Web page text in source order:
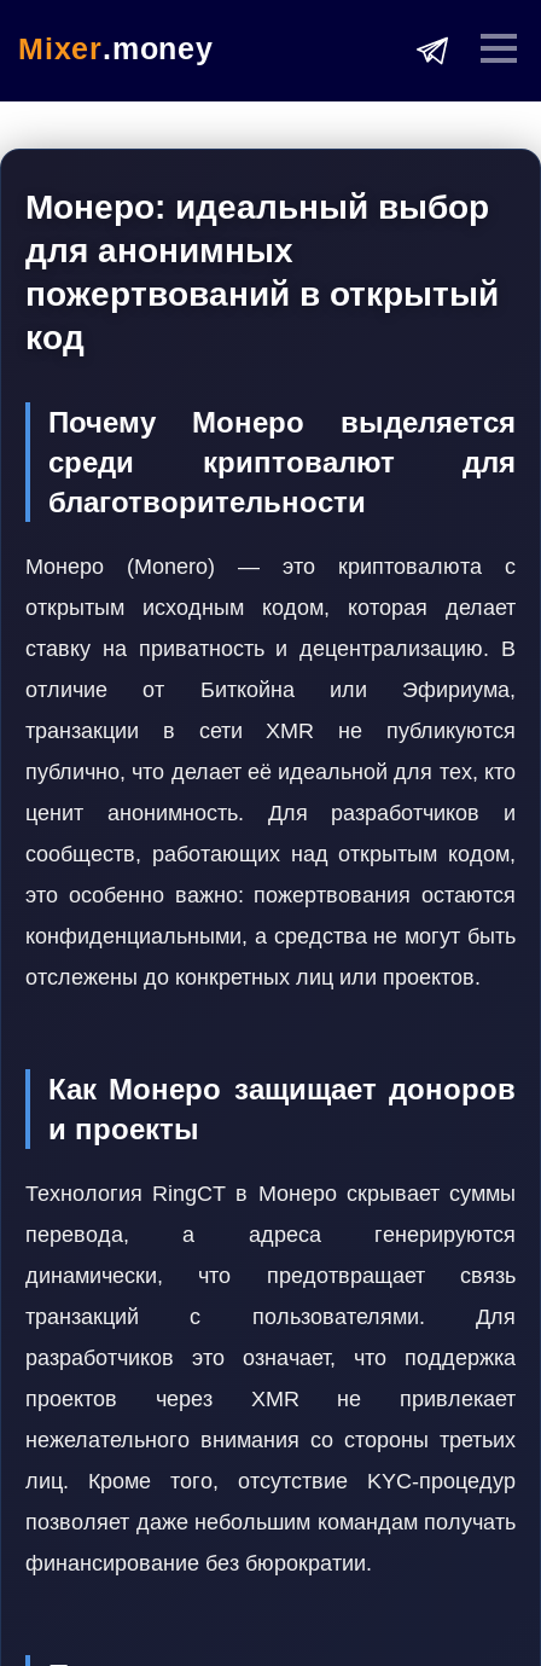
Mixer.money
Монеро: идеальный выбор
для анонимных
пожертвований в открытый
код
Почему Монеро выделяется
среди криптовалют для
благотворительности
Монеро (Monero) — это криптовалюта с
открытым исходным кодом, которая делает
ставку на приватность и децентрализацию. В
отличие от Биткойна или Эфириума,
транзакции в сети XMR не публикуются
публично, что делает её идеальной для тех, кто
ценит анонимность. Для разработчиков и
сообществ, работающих над открытым кодом,
это особенно важно: пожертвования остаются
конфиденциальными, а средства не могут быть
отслежены до конкретных лиц или проектов.
Как Монеро защищает доноров
и проекты
Технология RingCT в Монеро скрывает суммы
перевода, а адреса генерируются
динамически, что предотвращает связь
транзакций с пользователями. Для
разработчиков это означает, что поддержка
проектов через XMR не привлекает
нежелательного внимания со стороны третьих
лиц. Кроме того, отсутствие KYC-процедур
позволяет даже небольшим командам получать
финансирование без бюрократии.